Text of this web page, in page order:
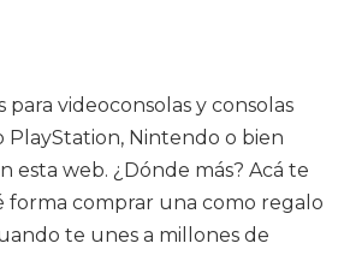
para videoconsolas y consolas
PlayStation, Nintendo o bien
esta web. ¿Dónde más? Acá te
forma comprar una como regalo
te unes a millones de